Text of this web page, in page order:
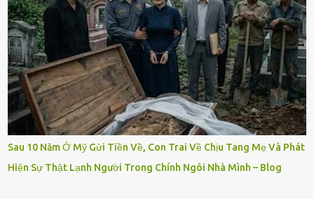
Sau 10 Năm Ở Mỹ Gửi Tiền Về, Con Trai Về Chịu Tang Mẹ Và Phát
Hiện Sự Thật Lạnh Người Trong Chính Ngôi Nhà Mình – Blog